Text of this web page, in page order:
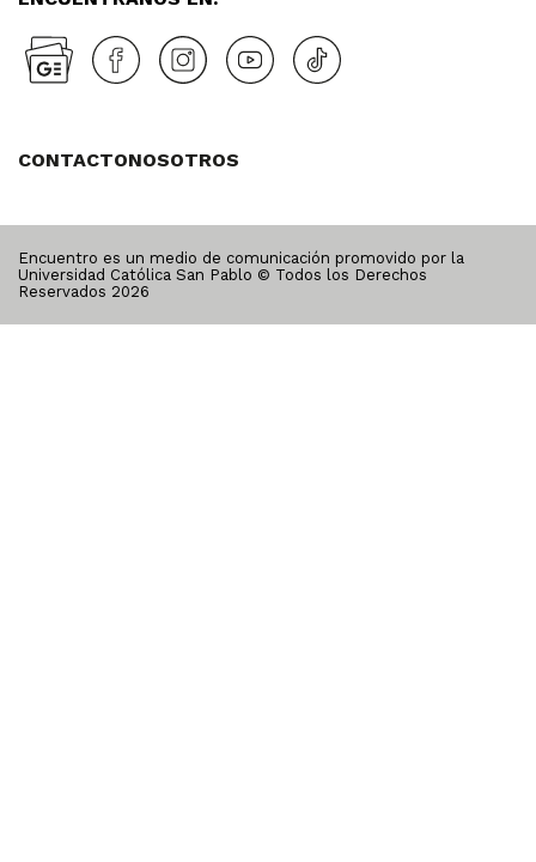
CONTACTONOSOTROS
Encuentro es un medio de comunicación promovido por la
Universidad Católica San Pablo © Todos los Derechos
Reservados 2026